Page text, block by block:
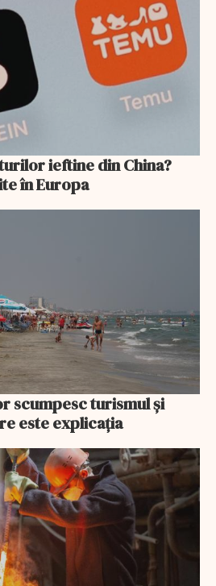
ieftine din China?
în Europa
scumpesc turismul și
este explicația